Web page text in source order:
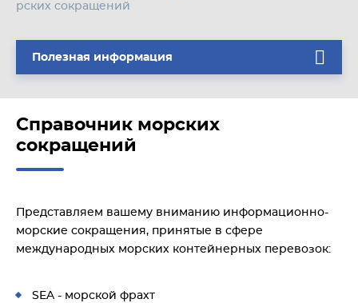
рских сокращений
Полезная информация
Справочник морских
сокращений
Представляем вашему вниманию информационно-
морские сокращения, принятые в сфере
международных морских контейнерных перевозок:
SEA - морской фрахт